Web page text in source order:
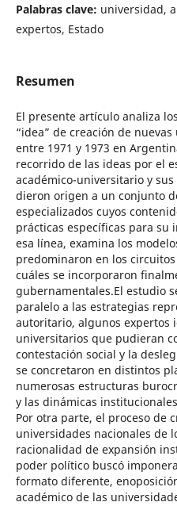
Palabras clave: universidad,
expertos, Estado
Resumen
El presente artículo analiza
“idea” de creación de
entre 1971 y 1973 en
recorrido de las ideas por el
académico-universitario y
dieron origen a un conjunto
especializados cuyos
prácticas específicas para su
esa línea, examina los
predominaron en los
cuáles se incorporaron
gubernamentales.El estudio
paralelo a las estrategias
autoritario, algunos expertos
universitarios que pudieran
contestación social y la
se concretaron en distintos
numerosas estructuras
y las dinámicas
Por otra parte, el proceso de
universidades nacionales de
racionalidad de expansión
poder político buscó
formato diferente,
académico de las